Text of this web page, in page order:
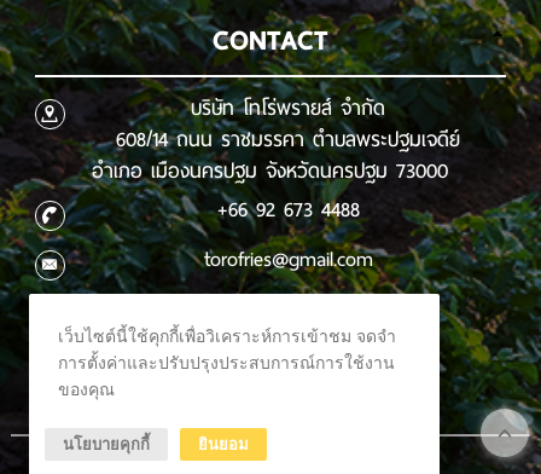
CONTACT
บริษัท โทโร่พรายส์ จำกัด
608/14 ถนน ราชมรรคา ตำบลพระปฐมเจดีย์
อำเภอ เมืองนครปฐม จังหวัดนครปฐม 73000
+66 92 673 4488
torofries@gmail.com
เว็บไซต์นี้ใช้คุกกี้เพื่อวิเคราะห์การเข้าชม จดจำ
การตั้งค่าและปรับปรุงประสบการณ์การใช้งาน
ของคุณ
นโยบายคุกกี้ ยินยอม